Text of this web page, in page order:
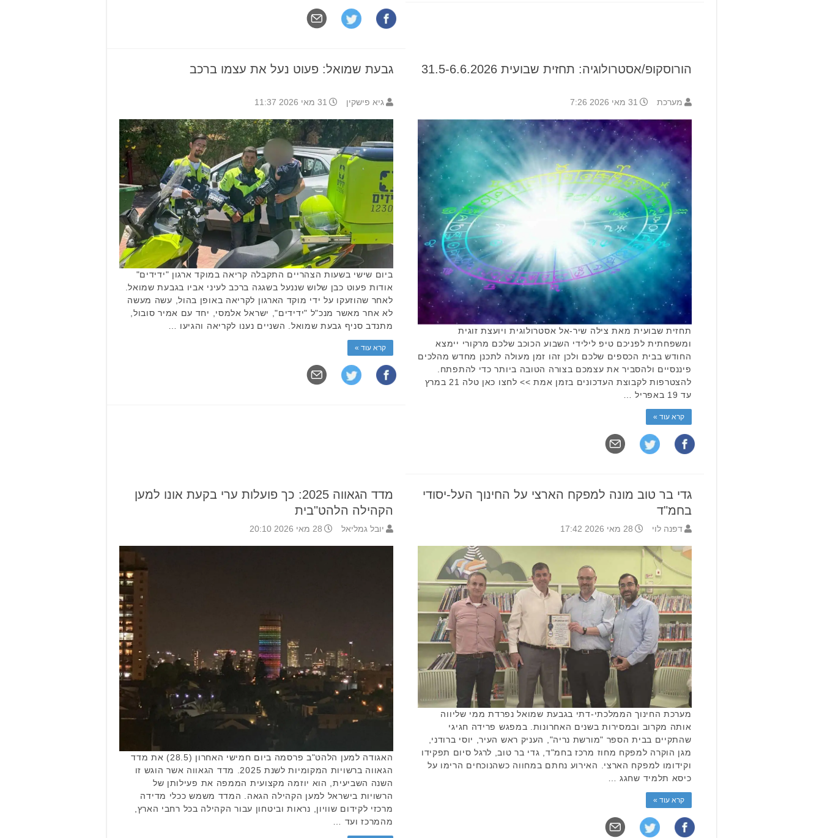
גבעת שמואל: פעוט נעל את עצמו ברכב
גיא פישקין 31 מאי 2026 11:37
ביום שישי בשעות הצהריים התקבלה קריאה במוקד ארגון "ידידים"
אודות פעוט כבן שלוש שננעל בשגגה ברכב לעיני אביו בגבעת שמואל.
לאחר שהוזעקו על ידי מוקד הארגון לקריאה באופן בהול, עשה מעשה
לא אחר מאשר מנכ"ל "ידידים", ישראל אלמסי, יחד עם אמיר סובול,
מתנדב סניף גבעת שמואל. השניים נענו לקריאה והגיעו …
קרא עוד »
הורוסקופ/אסטרולוגיה: תחזית שבועית 31.5-6.6.2026
מערכת 31 מאי 2026 7:26
תחזית שבועית מאת צילה שיר-אל אסטרולוגית ויועצת זוגית
ומשפחתית לפניכם טיפ לילידי השבוע הכוכב שלכם מרקורי יימצא
החודש בבית הכספים שלכם ולכן זהו זמן מעולה לתכנן מחדש מהלכים
פיננסיים ולהסביר את עצמכם בצורה הטובה ביותר כדי להתפתח.
להצטרפות לקבוצת העדכונים בזמן אמת >> לחצו כאן טלה 21 במרץ
עד 19 באפריל …
קרא עוד »
מדד הגאווה 2025: כך פועלות ערי בקעת אונו למען
הקהילה הלהט"בית
יובל גמליאל 28 מאי 2026 20:10
האגודה למען הלהט"ב פרסמה ביום חמישי האחרון (28.5) את מדד
הגאווה ברשויות המקומיות לשנת 2025. מדד הגאווה אשר הוגש זו
השנה השביעית, הוא יוזמה מקצועית הממפה את פעילותן של
הרשויות בישראל למען הקהילה הגאה. המדד משמש ככלי מדידה
מרכזי לקידום שוויון, נראות וביטחון עבור הקהילה בכל רחבי הארץ,
מהמרכז ועד …
גדי בר טוב מונה למפקח הארצי על החינוך העל-יסודי
בחמ"ד
דפנה לוי 28 מאי 2026 17:42
מערכת החינוך הממלכתי-דתי בגבעת שמואל נפרדת ממי שליווה
אותה מקרוב ובמסירות בשנים האחרונות. במפגש פרידה חגיגי
שהתקיים בבית הספר "מורשת נריה", העניק ראש העיר, יוסי ברודני,
מגן הוקרה למפקח מחוז מרכז בחמ"ד, גדי בר טוב, לרגל סיום תפקידו
וקידומו למפקח הארצי. האירוע נחתם במחווה כשהנוכחים הרימו על
כיסא תלמיד שחגג …
קרא עוד »